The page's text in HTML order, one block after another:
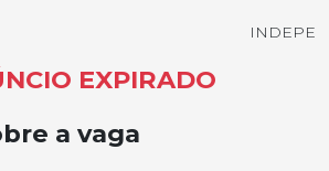
INDEPE
EXPIRADO
a vaga